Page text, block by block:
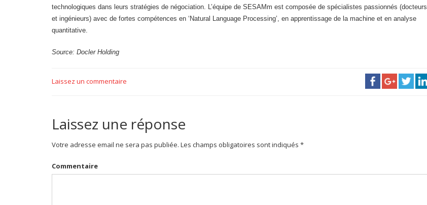
technologiques dans leurs stratégies de négociation. L’équipe de SESAMm est composée de spécialistes passionnés (docteurs
et ingénieurs) avec de fortes compétences en ‘Natural Language Processing’, en apprentissage de la machine et en analyse
quantitative.
Source: Docler Holding
Laissez un commentaire
Laissez une réponse
Votre adresse email ne sera pas publiée. Les champs obligatoires sont indiqués *
Commentaire